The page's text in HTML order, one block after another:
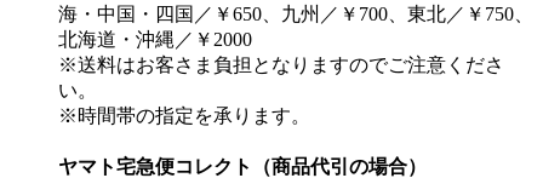
海・中国・四国／￥650、九州／￥700、東北／￥750、
北海道・沖縄／￥2000
※送料はお客さま負担となりますのでご注意くださ
い。
※時間帯の指定を承ります。
ヤマト宅急便コレクト（商品代引の場合）